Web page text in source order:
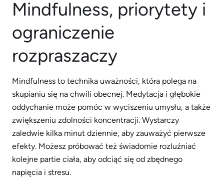
Mindfulness, priorytety i
ograniczenie
rozpraszaczy
Mindfulness to technika uważności, która polega na
skupianiu się na chwili obecnej. Medytacja i głębokie
oddychanie może pomóc w wyciszeniu umysłu, a także
zwiększeniu zdolności koncentracji. Wystarczy
zaledwie kilka minut dziennie, aby zauważyć pierwsze
efekty. Możesz próbować też świadomie rozluźniać
kolejne partie ciała, aby odciąć się od zbędnego
napięcia i stresu.